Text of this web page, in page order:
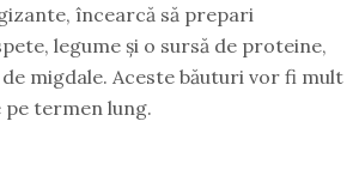
încearcă să prepari
legume și o sursă de proteine,
migdale. Aceste băuturi vor fi mult
pe termen lung.